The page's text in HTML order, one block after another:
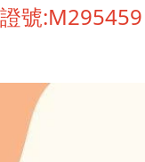
號:M295459